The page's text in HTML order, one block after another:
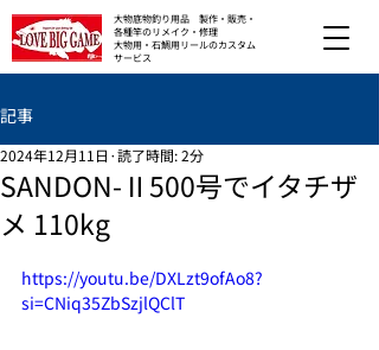
大物底物釣り用品 製作・販売・
各種竿のリメイク・修理
大物用・石鯛用リールのカスタム
サービス
記事
SANDON-Ⅱ500号でイタチザ
メ 110kg
2024年12月11日 読了時間: 2分
https://youtu.be/DXLzt9ofAo8?
si=CNiq35ZbSzjlQClT